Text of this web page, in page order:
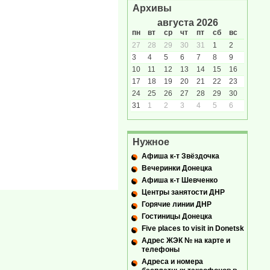
Архивы
августа 2026
пн вт ср чт пт сб
вс
27
28 29 30 31 1
2
3
4 5 6 7 8
9
10
11 12 13 14 15
16
17
18 19 20 21 22
23
24
25 26 27 28 29
30
31
1 2 3 4 5 6
Нужное
Афиша к-т Звёздочка
Вечеринки Донецка
Афиша к-т Шевченко
Центры занятости ДНР
Горячие линии ДНР
Гостиницы Донецка
Five places to visit in Donetsk
Адрес ЖЭК № на карте и
телефоны
Адреса и номера